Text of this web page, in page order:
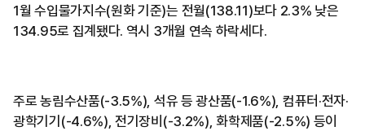
1월 수입물가지수(원화 기준)는 전월(138.11)보다 2.3% 낮은
134.95로 집계됐다. 역시 3개월 연속 하락세다.
주로 농림수산품(-3.5%), 석유 등 광산품(-1.6%), 컴퓨터·전자·
광학기기(-4.6%), 전기장비(-3.2%), 화학제품(-2.5%) 등이